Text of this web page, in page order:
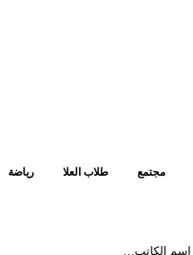
مجتمع طلاب العلا رياضة